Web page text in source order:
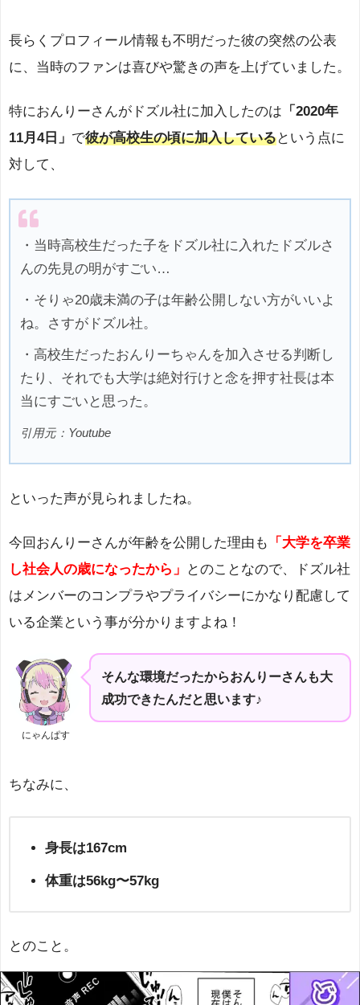
長らくプロフィール情報も不明だった彼の突然の公表
に、当時のファンは喜びや驚きの声を上げていました。
特におんりーさんがドズル社に加入したのは 「2020年
11月4日」 で彼が高校生の頃に加入しているという点に
対して、
・当時高校生だった子をドズル社に入れたドズルさ
んの先見の明がすごい…
・そりゃ20歳未満の子は年齢公開しない方がいいよ
ね。さすがドズル社。
・高校生だったおんりーちゃんを加入させる判断し
たり、それでも大学は絶対行けと念を押す社長は本
当にすごいと思った。
引用元：Youtube
といった声が見られましたね。
今回おんりーさんが年齢を公開した理由も
「大学を卒業
し社会人の歳になったから」
とのことなので、ドズル社
はメンバーのコンプラやプライバシーにかなり配慮して
いる企業という事が分かりますよね！
にゃんぱす
そんな環境だったからおんりーさんも大
成功できたんだと思います♪
ちなみに、
身長は167cm
体重は56kg〜57kg
とのこと。